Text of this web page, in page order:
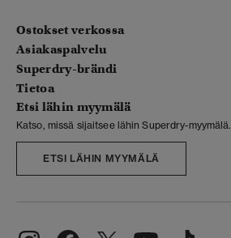
Ostokset verkossa
Asiakaspalvelu
Superdry-brändi
Tietoa
Etsi lähin myymälä
Katso, missä sijaitsee lähin Superdry-myymälä.
ETSI LÄHIN MYYMÄLÄ